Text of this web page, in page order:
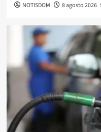
NOTISDOM 8 agosto 2026